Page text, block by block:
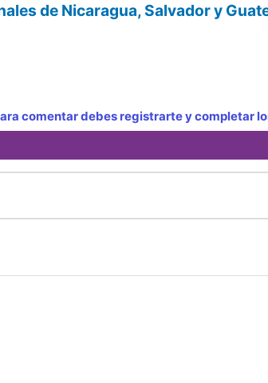
de Nicaragua, Salvador y
comentar debes registrarte y completar